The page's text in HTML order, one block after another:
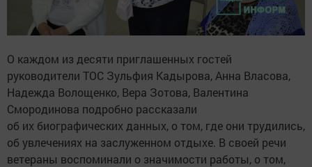
О каждом из десяти приглашенных гостей
руководители ТОС Зульфия Кадырова, Анна Власова,
Надежда Волощенко, Вера Зотова, Валентина
Смородинова подробно рассказали
об их биографических данных, о том, где они трудились,
об увлечениях на заслуженном отдыхе. В своей речи
ветераны воспоминали о значимости работы, о том,